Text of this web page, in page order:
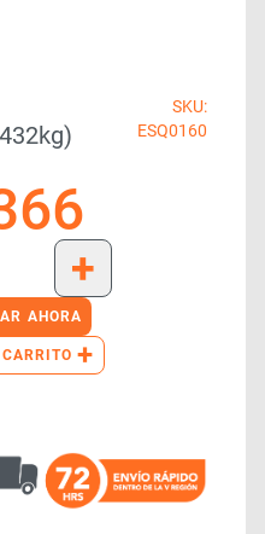
SKU:
ESQ0160
+
AHORA
+